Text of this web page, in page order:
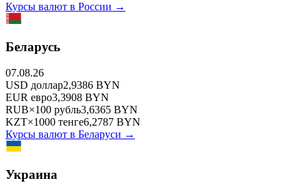
Курсы валют в России →
Беларусь
07.08.26
USD доллар2,9386 BYN
EUR евро3,3908 BYN
RUB×100 рубль3,6365 BYN
KZT×1000 тенге6,2787 BYN
Курсы валют в Беларуси →
Украина